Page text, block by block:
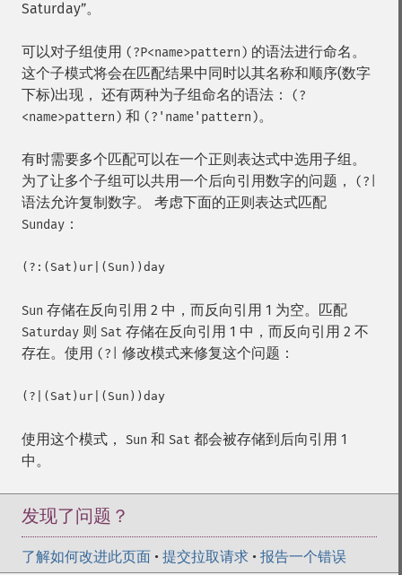
Saturday”。
可以对子组使用 (?P<name>pattern) 的语法进行命名。
这个子模式将会在匹配结果中同时以其名称和顺序(数字
下标)出现， 还有两种为子组命名的语法：
(?
<name>pattern) 和 (?'name'pattern)。
有时需要多个匹配可以在一个正则表达式中选用子组。
为了让多个子组可以共用一个后向引用数字的问题，
(?|
语法允许复制数字。 考虑下面的正则表达式匹配
Sunday ：
(?:(Sat)ur|(Sun))day
Sun 存储在反向引用 2 中，而反向引用 1 为空。匹配
Saturday 则 Sat 存储在反向引用 1 中，而反向引用 2 不
存在。使用 (?| 修改模式来修复这个问题：
(?|(Sat)ur|(Sun))day
使用这个模式， Sun 和 Sat 都会被存储到后向引用 1
中。
发现了问题？
了解如何改进此页面 • 提交拉取请求 • 报告一个错误